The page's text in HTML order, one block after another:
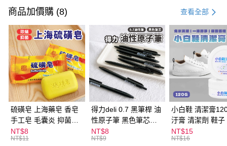
信用卡一次付款
超商取貨付款
LINE Pay
Apple Pay
街口支付
悠遊付
ATM付款
商品加價購 (8) 查看全部
硫磺皂 上海藥皂 香皂
手工皂 毛囊炎 抑菌除
蟎 清潔護膚 去油去痘
寵物皮膚病 狗狗貓咪
NT$8
NT$11
得力deli 0.7 黑筆桿 油
性原子筆 黑色筆芯
S304
NT$8
NT$9
小白鞋 清潔膏
汙膏 清潔劑 鞋子
漬 白皮鞋 鞋油
NT$15
NT$16